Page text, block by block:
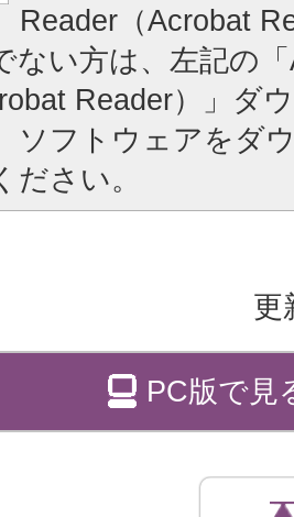
Reader（Acrobat
ない方は、左記の
Reader）」ダ
ソフトウェアをダ
ださい。
更
PC版で見